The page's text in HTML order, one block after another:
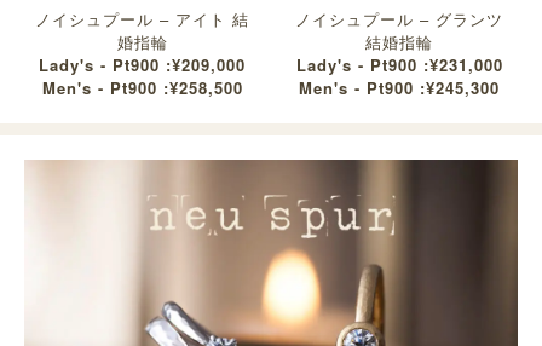
ノイシュプール – アイト 結
婚指輪
Lady's - Pt900 :¥209,000
Men's - Pt900 :¥258,500
ノイシュプール – グランツ
結婚指輪
Lady's - Pt900 :¥231,000
Men's - Pt900 :¥245,300